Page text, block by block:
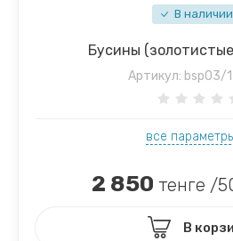
В наличии
Бусины
Артикул: bsp03/
все
2 850 тенге /
В